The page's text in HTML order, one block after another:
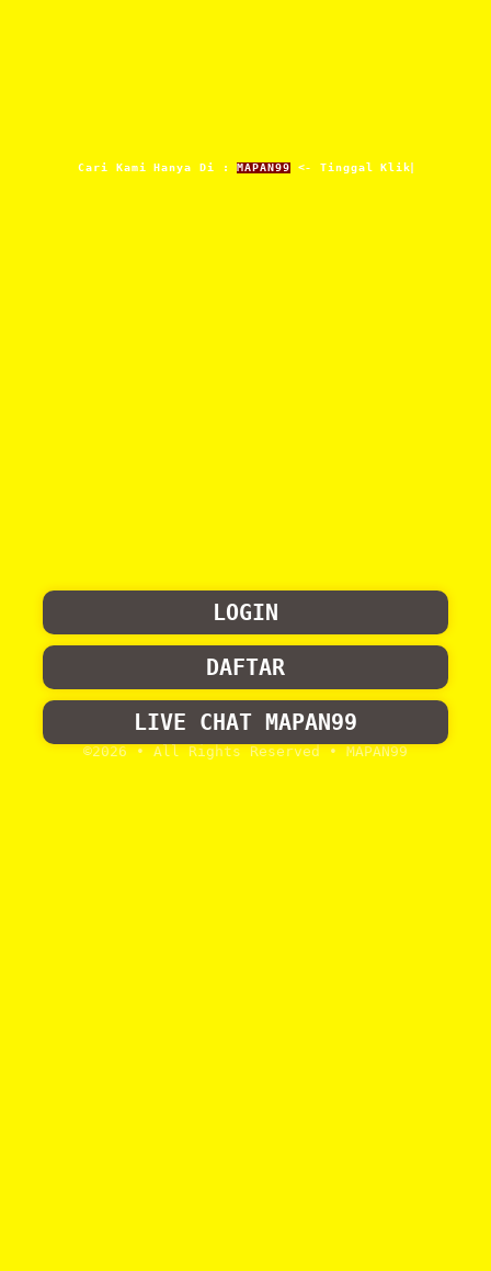
Cari Kami Hanya Di :MAPAN99 <- Tinggal Klik
LOGIN
DAFTAR
LIVE CHAT MAPAN99
©2026 • All Rights Reserved • MAPAN99